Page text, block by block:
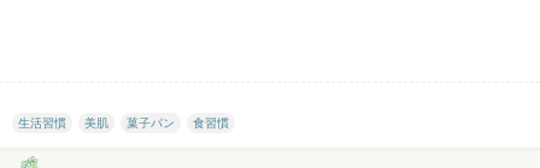
生活習慣 美肌 菓子パン 食習慣